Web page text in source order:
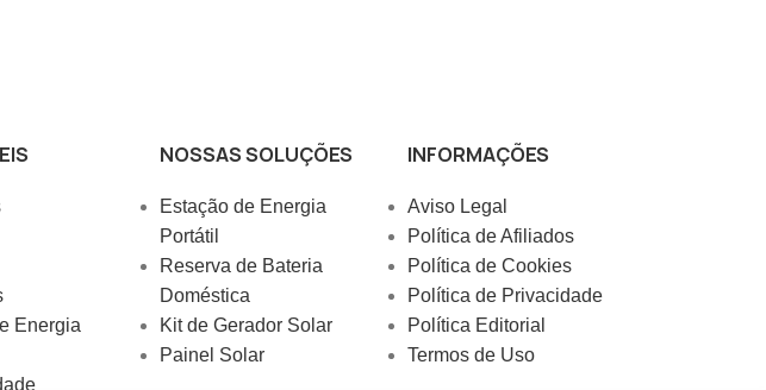
Energia
NOSSAS SOLUÇÕES
Estação de Energia
Portátil
Reserva de Bateria
Doméstica
Kit de Gerador Solar
Painel Solar
INFORMAÇÕES
Aviso Legal
Política de Afiliados
Política de Cookies
Política de Privacidade
Política Editorial
Termos de Uso